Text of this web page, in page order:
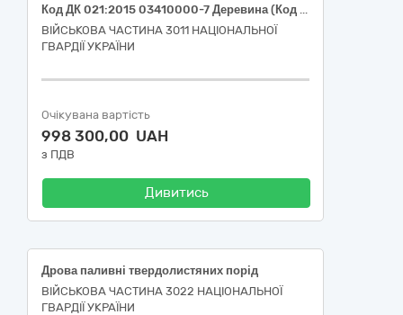
Код ДК 021:2015 03410000-7 Деревина (Код ДК 021:2015 03413000-8 дрова твердолистяної породи)
ВІЙСЬКОВА ЧАСТИНА 3011 НАЦІОНАЛЬНОЇ
ГВАРДІЇ УКРАЇНИ
Очікувана вартість
998 300,00 UAH
з ПДВ
Дивитись
Дрова паливні твердолистяних порід
ВІЙСЬКОВА ЧАСТИНА 3022 НАЦІОНАЛЬНОЇ
ГВАРДІЇ УКРАЇНИ